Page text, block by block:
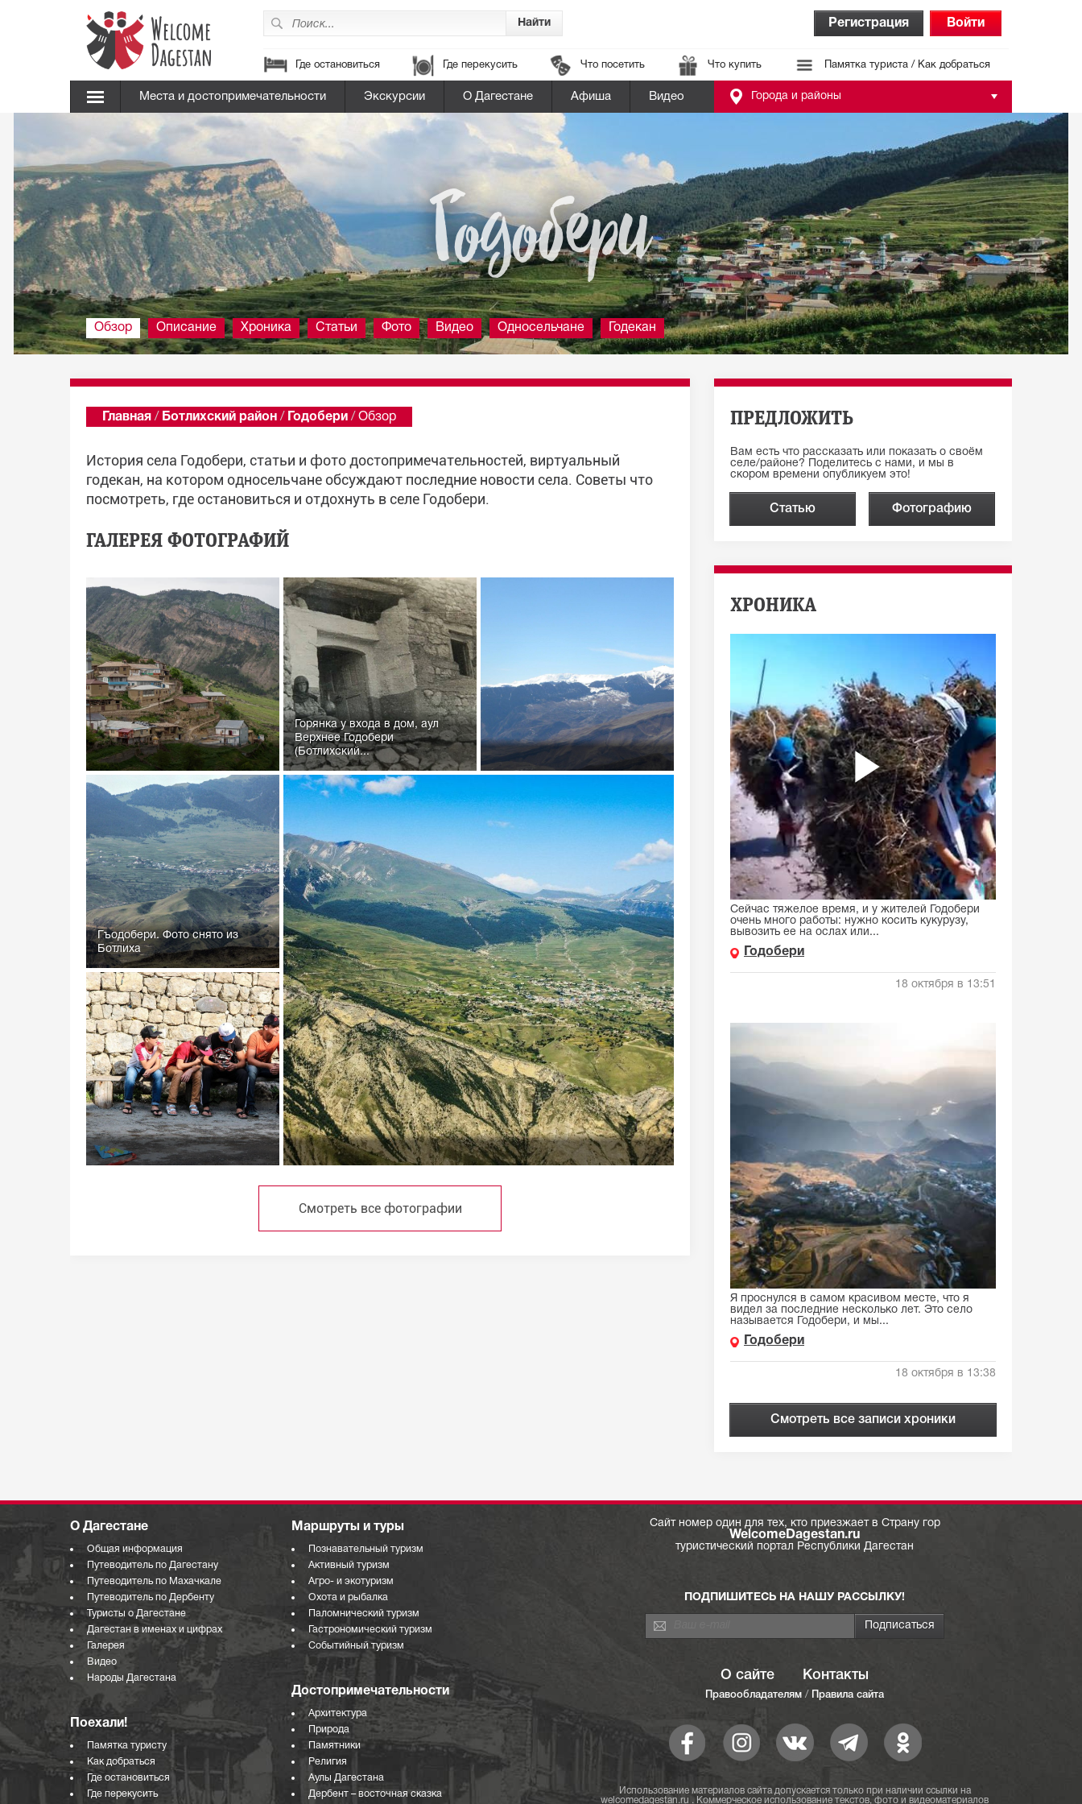
Регистрация Войти
Где остановиться Где перекусить Что посетить Что купить Памятка туриста / Как добраться
Места и достопримечательности Экскурсии О Дагестане Афиша Видео Города и районы
Годобери
Обзор Описание Хроника Статьи Фото Видео Односельчане Годекан
Главная / Ботлихский район / Годобери / Обзор
История села Годобери, статьи и фото достопримечательностей, виртуальный
годекан, на котором односельчане обсуждают последние новости села. Советы что
посмотреть, где остановиться и отдохнуть в селе Годобери.
ГАЛЕРЕЯ ФОТОГРАФИЙ
Горянка у входа в дом, аул
Верхнее Годобери
(Ботлихский...
Гъодобери. Фото снято из
Ботлиха
Смотреть все фотографии
ПРЕДЛОЖИТЬ
Вам есть что рассказать или показать о своём
селе/районе? Поделитесь с нами, и мы в
скором времени опубликуем это!
Статью Фотографию
ХРОНИКА
Сейчас тяжелое время, и у жителей Годобери
очень много работы: нужно косить кукурузу,
вывозить ее на ослах или...
Годобери
18 октября в 13:51
Я проснулся в самом красивом месте, что я
видел за последние несколько лет. Это село
называется Годобери, и мы...
Годобери
18 октября в 13:38
Смотреть все записи хроники
О Дагестане
Общая информация
Путеводитель по Дагестану
Путеводитель по Махачкале
Путеводитель по Дербенту
Туристы о Дагестане
Дагестан в именах и цифрах
Галерея
Видео
Народы Дагестана
Поехали!
Памятка туристу
Как добраться
Где остановиться
Где перекусить
Маршруты и туры
Познавательный туризм
Активный туризм
Агро- и экотуризм
Охота и рыбалка
Паломнический туризм
Гастрономический туризм
Событийный туризм
Достопримечательности
Архитектура
Природа
Памятники
Религия
Аулы Дагестана
Дербент – восточная сказка
Сайт номер один для тех, кто приезжает в Страну гор
WelcomeDagestan.ru
туристический портал Республики Дагестан
ПОДПИШИТЕСЬ НА НАШУ РАССЫЛКУ!
О сайте Контакты
Правообладателям / Правила сайта
Использование материалов сайта допускается только при наличии ссылки на
welcomedagestan.ru . Коммерческое использование текстов, фото и видеоматериалов